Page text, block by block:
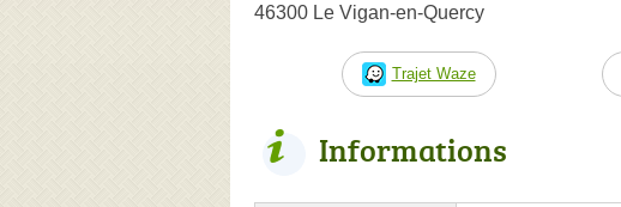
46300 Le Vigan-en-Quercy
Trajet Waze
Informations